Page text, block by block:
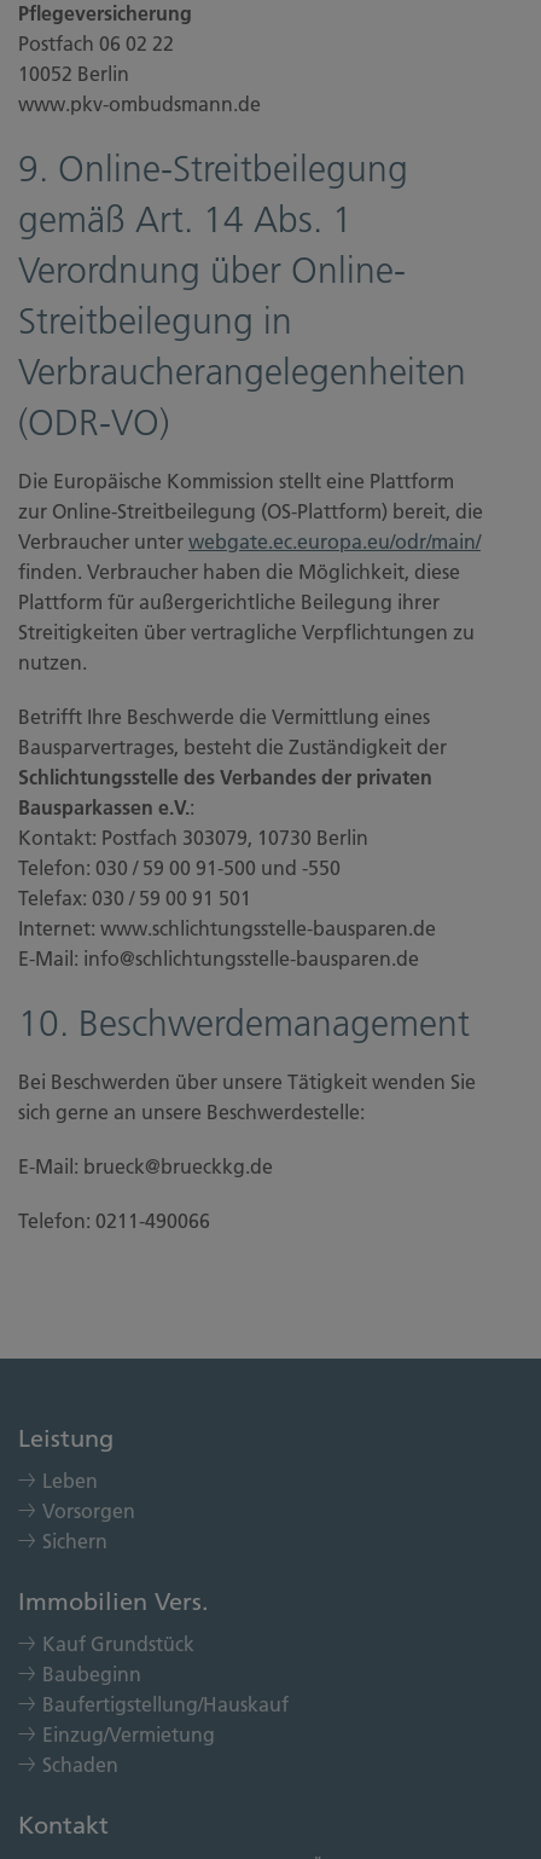
Pflegeversicherung
Postfach 06 02 22
10052 Berlin
www.pkv-ombudsmann.de
9. Online-Streitbeilegung
gemäß Art. 14 Abs. 1
Verordnung über Online-
Streitbeilegung in
Verbraucherangelegenheiten
(ODR-VO)
Die Europäische Kommission stellt eine Plattform
zur Online-Streitbeilegung (OS-Plattform) bereit, die
Verbraucher unter webgate.ec.europa.eu/odr/main/
finden. Verbraucher haben die Möglichkeit, diese
Plattform für außergerichtliche Beilegung ihrer
Streitigkeiten über vertragliche Verpflichtungen zu
nutzen.
Betrifft Ihre Beschwerde die Vermittlung eines
Bausparvertrages, besteht die Zuständigkeit der
Schlichtungsstelle des Verbandes der privaten
Bausparkassen e.V.:
Kontakt: Postfach 303079, 10730 Berlin
Telefon: 030 / 59 00 91-500 und -550
Telefax: 030 / 59 00 91 501
Internet: www.schlichtungsstelle-bausparen.de
E-Mail: info@schlichtungsstelle-bausparen.de
10. Beschwerdemanagement
Bei Beschwerden über unsere Tätigkeit wenden Sie
sich gerne an unsere Beschwerdestelle:
E-Mail: brueck@brueckkg.de
Telefon: 0211-490066
Leistung
Leben
Vorsorgen
Sichern
Immobilien Vers.
Kauf Grundstück
Baubeginn
Baufertigstellung/Hauskauf
Einzug/Vermietung
Schaden
Kontakt